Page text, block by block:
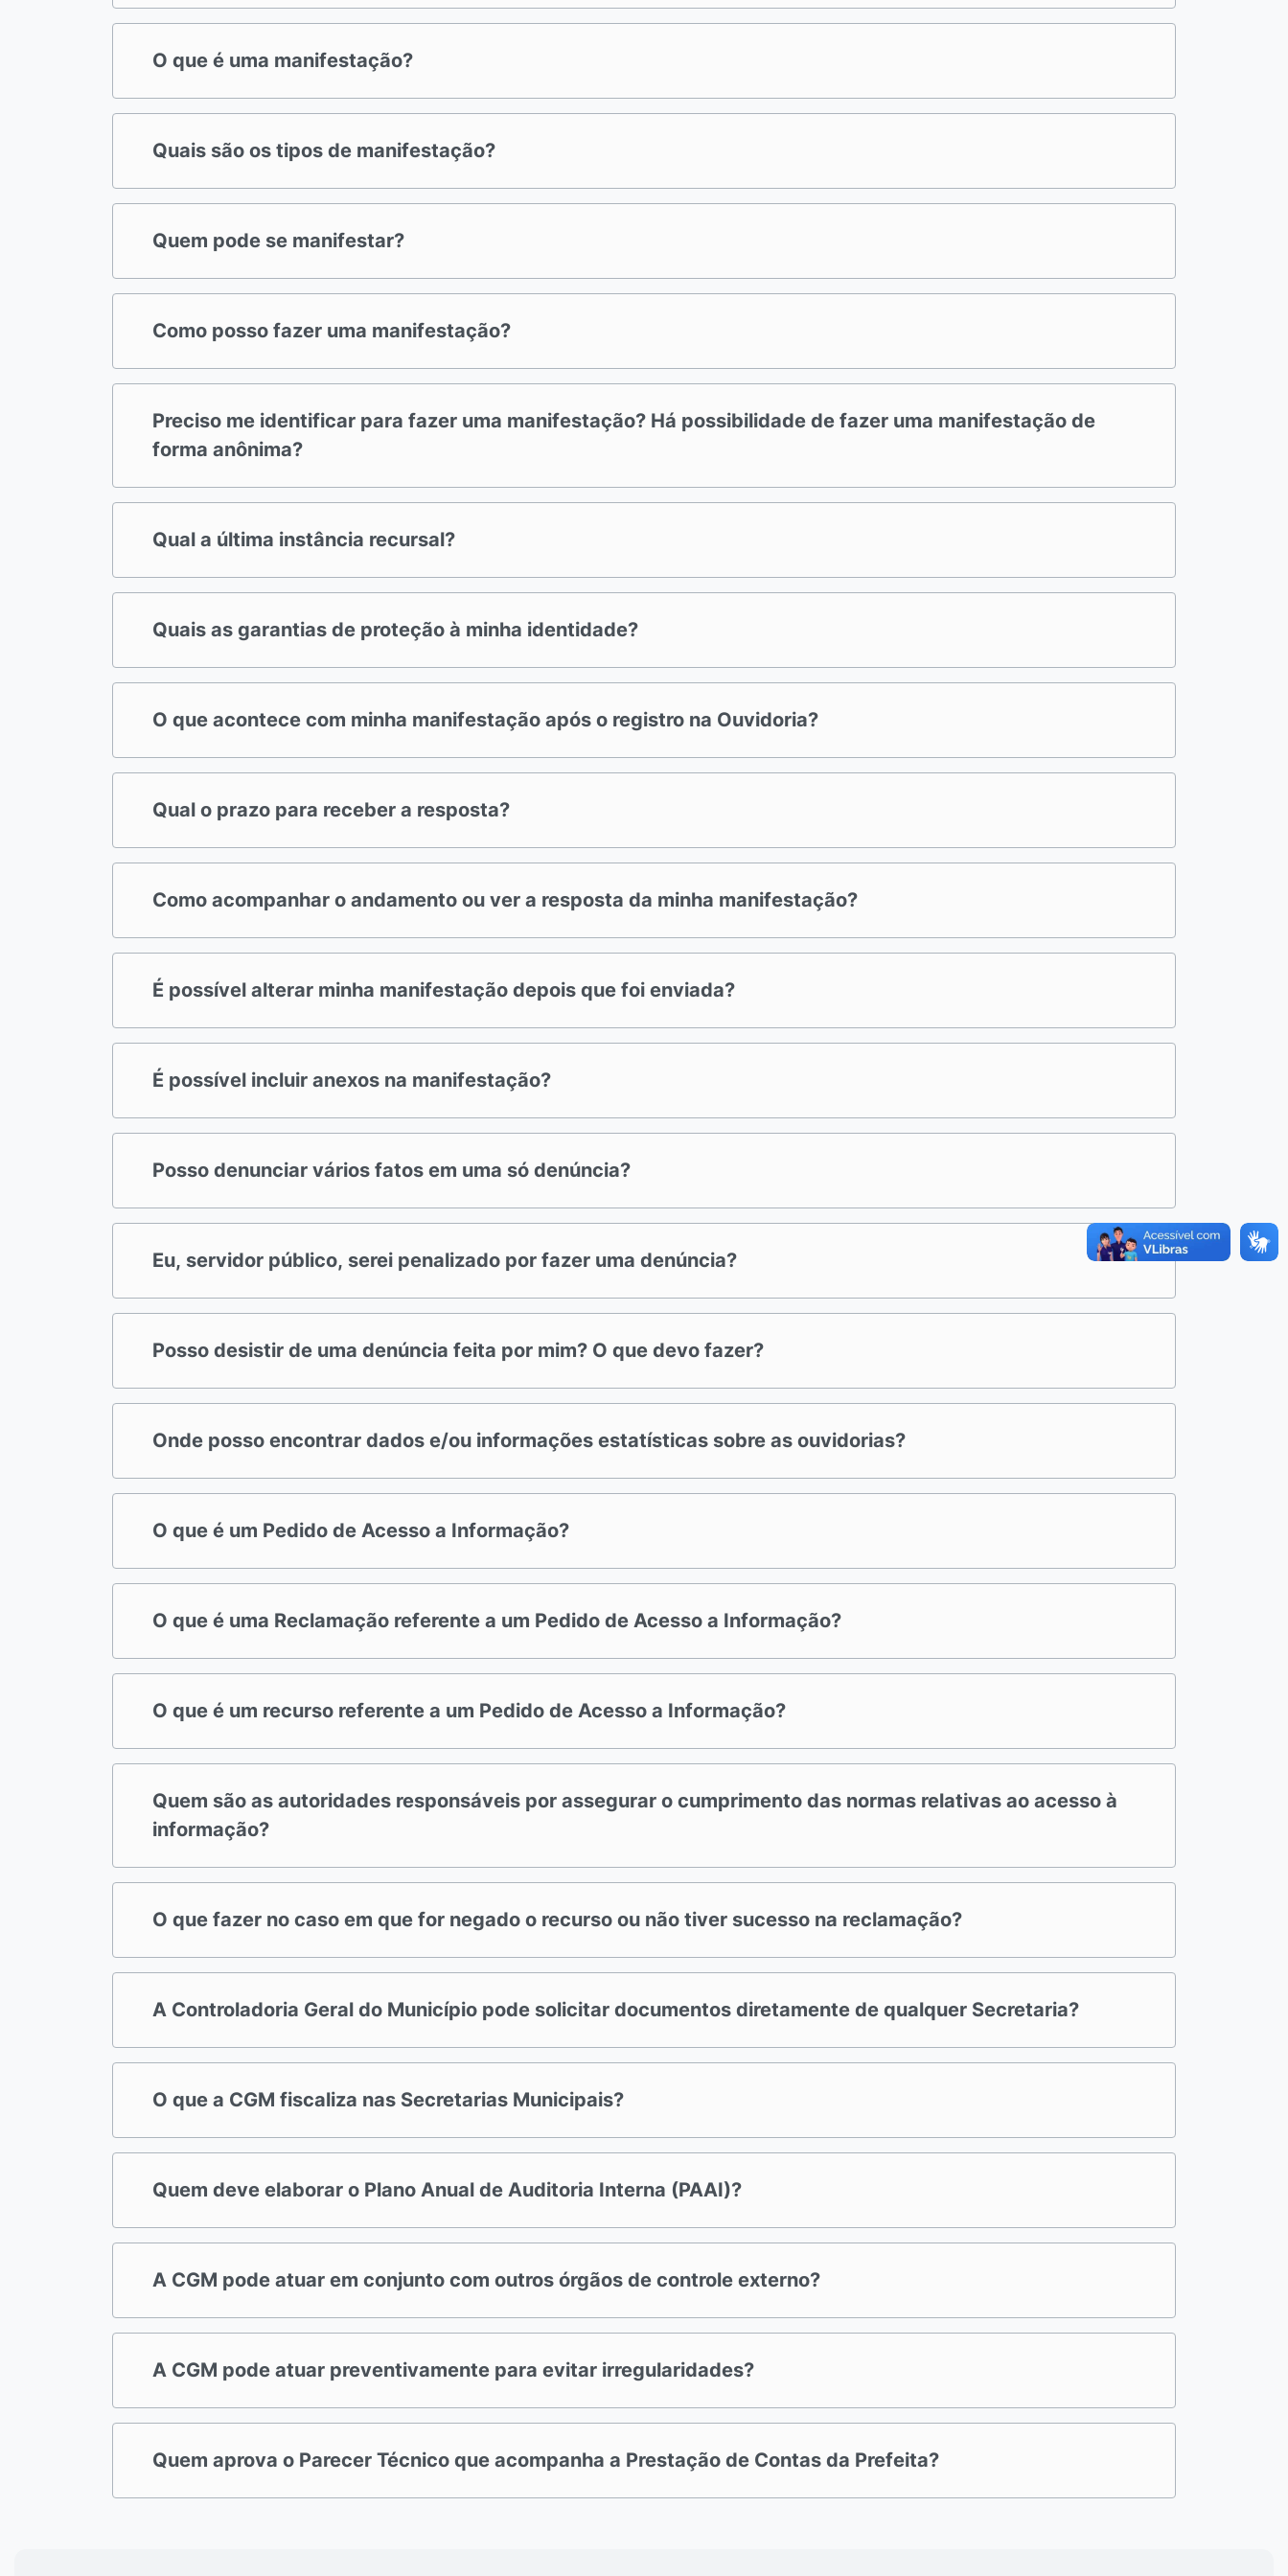
O que é uma manifestação?
Quais são os tipos de manifestação?
Quem pode se manifestar?
Como posso fazer uma manifestação?
Preciso me identificar para fazer uma manifestação? Há possibilidade de fazer uma manifestação de
forma anônima?
Qual a última instância recursal?
Quais as garantias de proteção à minha identidade?
O que acontece com minha manifestação após o registro na Ouvidoria?
Qual o prazo para receber a resposta?
Como acompanhar o andamento ou ver a resposta da minha manifestação?
É possível alterar minha manifestação depois que foi enviada?
É possível incluir anexos na manifestação?
Posso denunciar vários fatos em uma só denúncia?
Eu, servidor público, serei penalizado por fazer uma denúncia?
Posso desistir de uma denúncia feita por mim? O que devo fazer?
Onde posso encontrar dados e/ou informações estatísticas sobre as ouvidorias?
O que é um Pedido de Acesso a Informação?
O que é uma Reclamação referente a um Pedido de Acesso a Informação?
O que é um recurso referente a um Pedido de Acesso a Informação?
Quem são as autoridades responsáveis por assegurar o cumprimento das normas relativas ao acesso à
informação?
O que fazer no caso em que for negado o recurso ou não tiver sucesso na reclamação?
A Controladoria Geral do Município pode solicitar documentos diretamente de qualquer Secretaria?
O que a CGM fiscaliza nas Secretarias Municipais?
Quem deve elaborar o Plano Anual de Auditoria Interna (PAAI)?
A CGM pode atuar em conjunto com outros órgãos de controle externo?
A CGM pode atuar preventivamente para evitar irregularidades?
Quem aprova o Parecer Técnico que acompanha a Prestação de Contas da Prefeita?